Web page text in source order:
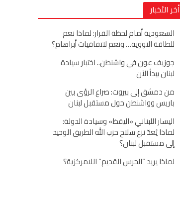
أخر الأخبار
السعودية أمام لحظة القرار: لماذا نعم
للطاقة النووية… ونعم لاتفاقيات أبراهام؟
جوزيف عون في واشنطن.. اختبار سيادة
لبنان يبدأ الآن
من دمشق إلى بيروت: صراع الرؤى بين
باريس وواشنطن حول مستقبل لبنان
اليسار اللبناني «اليقظ» وسيادة الدولة:
لماذا يُعدّ نزع سلاح حزب الله الطريق الوحيد
إلى مستقبل لبنان؟
لماذا يريد “الحرس القديم” اللامركزية؟